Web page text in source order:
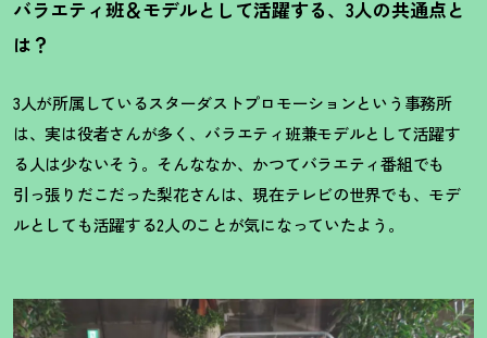
バラエティ班＆モデルとして活躍する、3人の共通点と
は ？
3人が所属しているスターダストプロモーションという事務所
は、実は役者さんが多く、バラエティ班兼モデルとして活躍す
る人は少ないそう。そんななか、かつてバラエティ番組でも
引っ張りだこだった梨花さんは、現在テレビの世界でも、モデ
ルとしても活躍する2人のことが気になっていたよう。